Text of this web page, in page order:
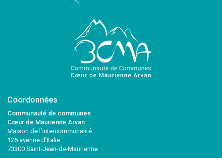
Coordonnées
Communauté de communes
Cœur de Maurienne Arvan
Maison de l’intercommunalité
125 avenue d’Italie
73300 Saint-Jean-de-Maurienne